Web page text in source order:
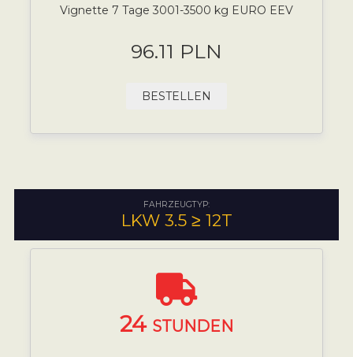
Vignette 7 Tage 3001-3500 kg EURO EEV
96.11 PLN
BESTELLEN
FAHRZEUGTYP:
LKW 3.5 ≥ 12T
24 STUNDEN